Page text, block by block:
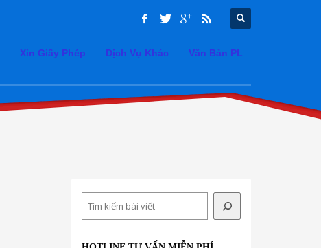
Xin Giấy Phép Dịch Vụ Khác Văn Bản PL